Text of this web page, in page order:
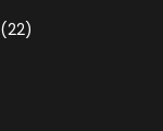
(22)